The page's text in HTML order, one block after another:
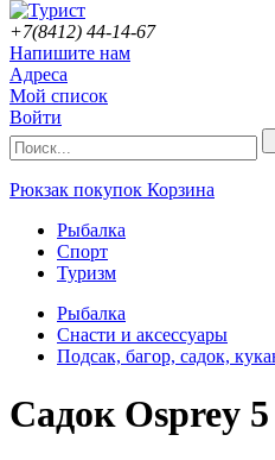
+7(8412) 44-14-67
Напишите нам
Адреса
Мой список
Войти
Рюкзак покупок Корзина
Рыбалка
Спорт
Туризм
Рыбалка
Снасти и аксессуары
Подсак, багор, садок,
Садок Osprey